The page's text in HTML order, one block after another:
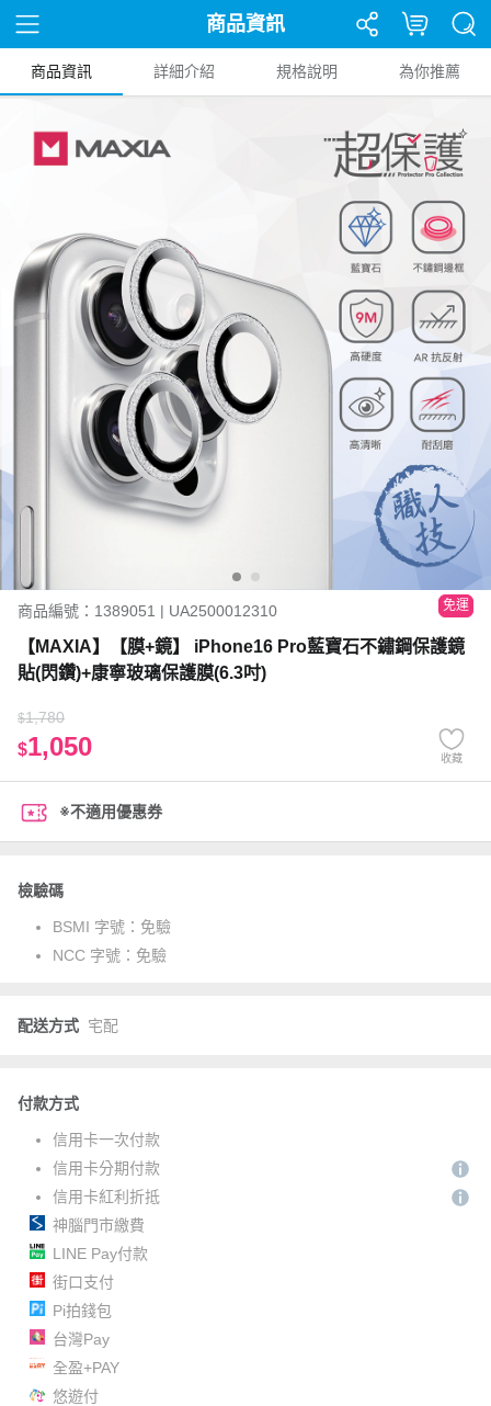
商品資訊
商品資訊 詳細介紹 規格說明 為你推薦
商品編號：1389051 | UA2500012310 免運
【MAXIA】【膜+鏡】 iPhone16 Pro藍寶石不鏽鋼保護鏡
貼(閃鑽)+康寧玻璃保護膜(6.3吋)
$1,780
$1,050 收藏
※不適用優惠券
檢驗碼
BSMI 字號： 免驗
NCC 字號： 免驗
配送方式 宅配
付款方式
信用卡一次付款
信用卡分期付款
信用卡紅利折抵
神腦門市繳費
LINE Pay付款
街口支付
Pi拍錢包
台灣Pay
全盈+PAY
悠遊付